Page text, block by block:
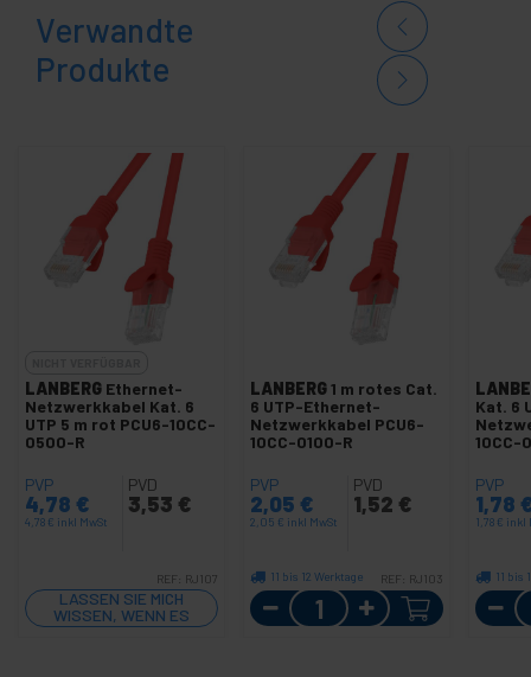
Verwandte
Produkte
LANBERG Ethernet-
Netzwerkkabel Kat. 6
UTP 5 m rot PCU6-10CC-
0500-R
PVP
4,78 €
4,78 € inkl MwSt
PVD
3,53 €
REF: RJ107
LASSEN SIE MICH
WISSEN, WENN ES
LAGER GIBT
LANBERG1 m rotes Cat.
6 UTP-Ethernet-
Netzwerkkabel PCU6-
10CC-0100-R
PVP
2,05 €
2,05 € inkl MwSt
PVD
1,52 €
11 bis 12 Werktage REF: RJ103
Menge
Kat. 6
10CC-
PVP
1,78
1,78 € inkl
11 bis